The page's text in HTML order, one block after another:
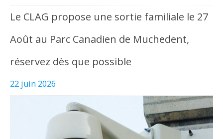
Le CLAG propose une sortie familiale le 27
Août au Parc Canadien de Muchedent,
réservez dès que possible
22 juin 2026